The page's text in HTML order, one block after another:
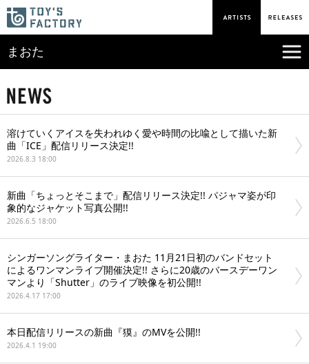
まおた
溶けていくアイスを失われゆく愛や時間の比喩として描いた新
曲「ICE」配信リリース決定!!
2026.8.3 18:00
新曲「ちょっとそこまで」配信リリース決定!! パジャマ姿が印
象的なジャケット写真公開!!
2026.6.5 18:00
シンガーソングライター・まおた 11月21日初のバンドセット
によるワンマンライブ開催決定!! さらに20歳のバースデーワン
マンより「Shutter」のライブ映像を初公開!!
2026.4.17 17:00
本日配信リリースの新曲『獏』のMVを公開!!
2026.4.1 19:00